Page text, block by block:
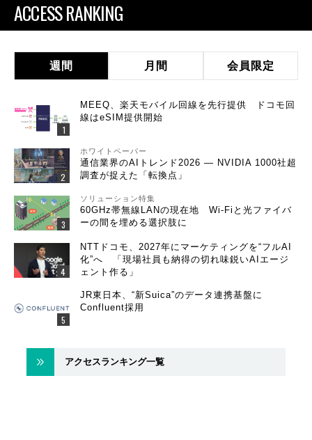
ACCESS RANKING
週間 月間 会員限定
MEEQ、楽天モバイル回線を先行提供 ドコモ回
線はeSIM提供開始
ホワイトペーパー
通信業界のAIトレンド2026 ― NVIDIA 1000社超
調査が捉えた「転換点」
ソリューション特集
60GHz帯無線LANの現在地 Wi-Fiと光ファイバ
ーの間を埋める選択肢に
NTTドコモ、2027年にマーケティングを“フルAI
化”へ 「現場社員も納得の切れ味鋭いAIエージ
ェント作る」
JR東日本、“新Suica”のデータ連携基盤に
Confluent採用
アクセスランキング一覧